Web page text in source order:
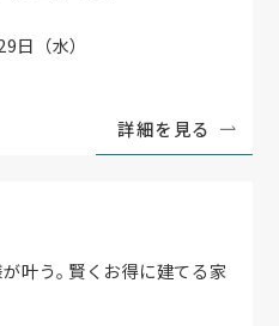
日（水）
詳細を見る
叶う。賢くお得に建てる家